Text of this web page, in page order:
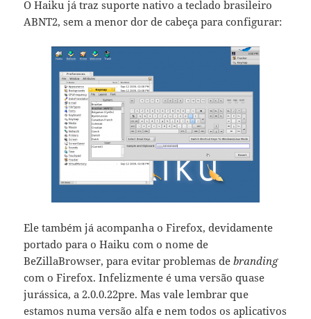
O Haiku já traz suporte nativo a teclado brasileiro
ABNT2, sem a menor dor de cabeça para configurar:
Ele também já acompanha o Firefox, devidamente
portado para o Haiku com o nome de
BeZillaBrowser, para evitar problemas debranding
com o Firefox. Infelizmente é uma versão quase
jurássica, a 2.0.0.22pre. Mas vale lembrar que
estamos numa versão alfa e nem todos os aplicativos